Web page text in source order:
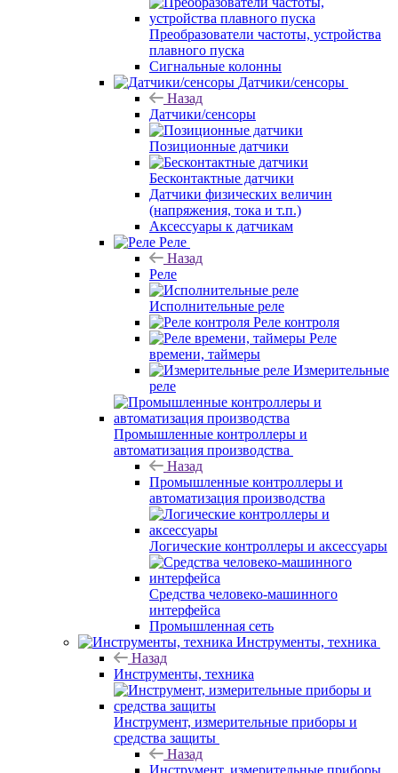
Преобразователи частоты, устройства
плавного пуска
Сигнальные колонны
Датчики/сенсоры
Назад
Датчики/сенсоры
Позиционные датчики
Бесконтактные датчики
Датчики физических величин
(напряжения, тока и т.п.)
Аксессуары к датчикам
Реле
Назад
Реле
Исполнительные реле
Реле контроля
Реле
времени, таймеры
Измерительные
реле
Промышленные контроллеры и
автоматизация производства
Назад
Промышленные контроллеры и
автоматизация производства
Логические контроллеры и аксессуары
Средства человеко-машинного
интерфейса
Промышленная сеть
Инструменты, техника
Назад
Инструменты, техника
Инструмент, измерительные приборы и
средства защиты
Назад
Инструмент, измерительные приборы